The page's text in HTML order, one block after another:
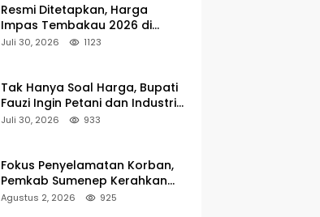
Resmi Ditetapkan, Harga
Impas Tembakau 2026 di
Sumenep Alami Kenaikan
Juli 30, 2026 1123
Tak Hanya Soal Harga, Bupati
Fauzi Ingin Petani dan Industri
Rokok Tumbuh Bersama
Juli 30, 2026 933
Fokus Penyelamatan Korban,
Pemkab Sumenep Kerahkan
Tim Medis dan Ambulans ke
Agustus 2, 2026 925